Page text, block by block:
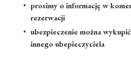
prosimy o informację w
rezerwacji
ubezpieczenie można
innego ubepieczyciela